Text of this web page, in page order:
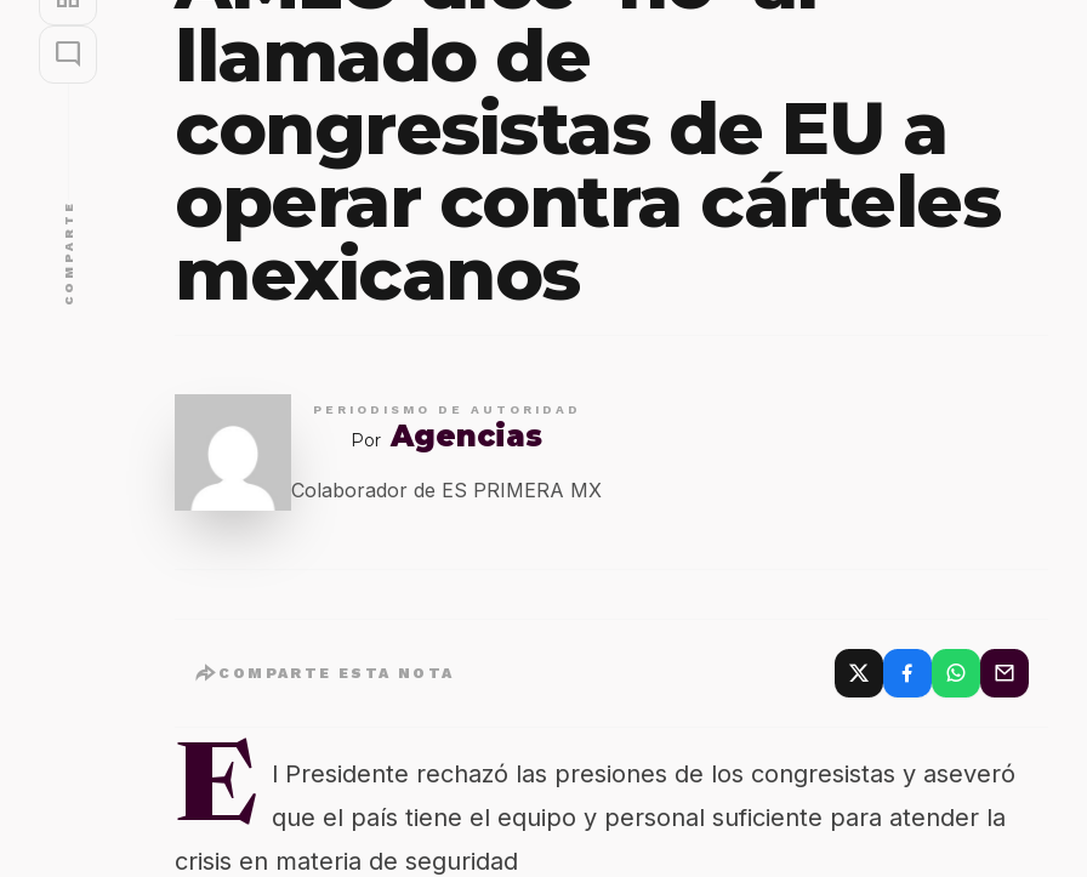
mode_comment
COMPARTE
llamado de
congresistas de EU a
operar contra cárteles
mexicanos
PERIODISMO DE AUTORIDAD
Por Agencias
Colaborador de ES PRIMERA MX
COMPARTE ESTA NOTA
E
l Presidente rechazó las presiones de los congresistas y aseveró
que el país tiene el equipo y personal suficiente para atender la
crisis en materia de seguridad